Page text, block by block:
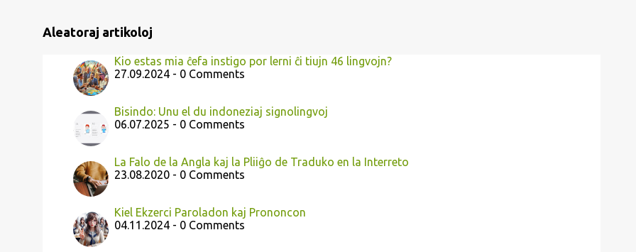
Aleatoraj artikoloj
Kio estas mia ĉefa instigo por lerni ĉi tiujn 46 lingvojn?
27.09.2024 - 0 Comments
Bisindo: Unu el du indoneziaj signolingvoj
06.07.2025 - 0 Comments
La Falo de la Angla kaj la Pliiĝo de Traduko en la Interreto
23.08.2020 - 0 Comments
Kiel Ekzerci Paroladon kaj Prononcon
04.11.2024 - 0 Comments